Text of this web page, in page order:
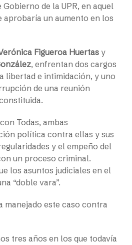
de la UPR, en aquel
aprobaría un aumento en los
Figueroa Huertas y
, enfrentan dos cargos
libertad e intimidación, y uno
de una reunión
Todas, ambas
política contra ellas y sus
y el empeño del
un proceso criminal.
los asuntos judiciales en el
“doble vara”.
manejado este caso contra
tres años en los que todavía